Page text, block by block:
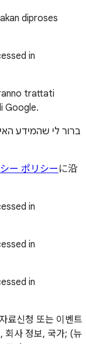
diproses
in
trattati
Google.
ברור לי שהמידע
ー ポリシー に沿
in
in
in
료신청 또는 이벤트
회사 정보, 국가; (뉴